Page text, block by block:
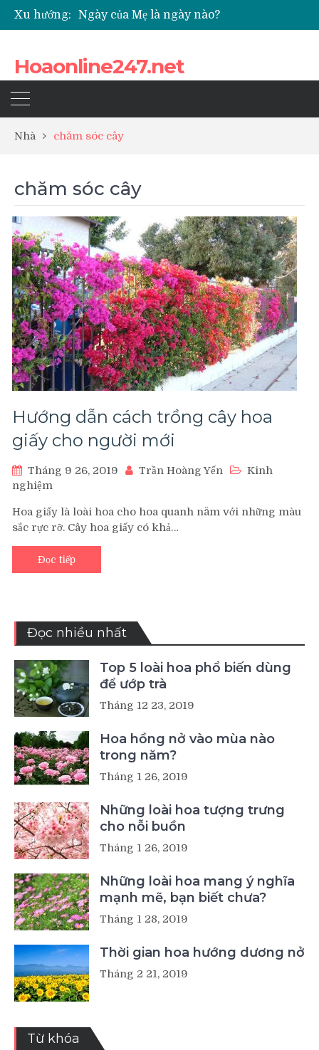
Xu hướng:
Ngày của Mẹ là ngày nào?
Các loại hoa cúc nhỏ được nhiều người yêu thích
Những loài hoa thể hiện sự cố gắng
Top 5 loài hoa phổ biến dùng để ướp trà
Hoaonline247.net
Nhà chăm sóc cây
chăm sóc cây
Hướng dẫn cách trồng cây hoa
giấy cho người mới
Tháng 9 26, 2019 Trần Hoàng Yến
Kinh
nghiệm
Hoa giấy là loài hoa cho hoa quanh năm với những màu
sắc rực rỡ. Cây hoa giấy có khả…
Đọc tiếp
Đọc nhiều nhất
Top 5 loài hoa phổ biến dùng
để ướp trà
Tháng 12 23, 2019
Hoa hồng nở vào mùa nào
trong năm?
Tháng 1 26, 2019
Những loài hoa tượng trưng
cho nỗi buồn
Tháng 1 26, 2019
Những loài hoa mang ý nghĩa
mạnh mẽ, bạn biết chưa?
Tháng 1 28, 2019
Thời gian hoa hướng dương nở
Tháng 2 21, 2019
Từ khóa